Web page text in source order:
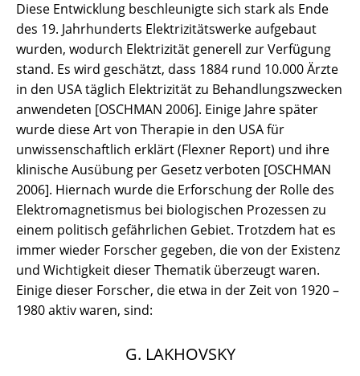
Diese Entwicklung beschleunigte sich stark als Ende
des 19. Jahrhunderts Elektrizitätswerke aufgebaut
wurden, wodurch Elektrizität generell zur Verfügung
stand. Es wird geschätzt, dass 1884 rund 10.000 Ärzte
in den USA täglich Elektrizität zu Behandlungszwecken
anwendeten [OSCHMAN 2006]. Einige Jahre später
wurde diese Art von Therapie in den USA für
unwissenschaftlich erklärt (Flexner Report) und ihre
klinische Ausübung per Gesetz verboten [OSCHMAN
2006]. Hiernach wurde die Erforschung der Rolle des
Elektromagnetismus bei biologischen Prozessen zu
einem politisch gefährlichen Gebiet. Trotzdem hat es
immer wieder Forscher gegeben, die von der Existenz
und Wichtigkeit dieser Thematik überzeugt waren.
Einige dieser Forscher, die etwa in der Zeit von 1920 –
1980 aktiv waren, sind:
G. LAKHOVSKY